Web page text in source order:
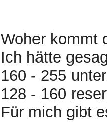
Woher kommt
Ich hätte
160 - 255
128 - 160
Für mich gibt